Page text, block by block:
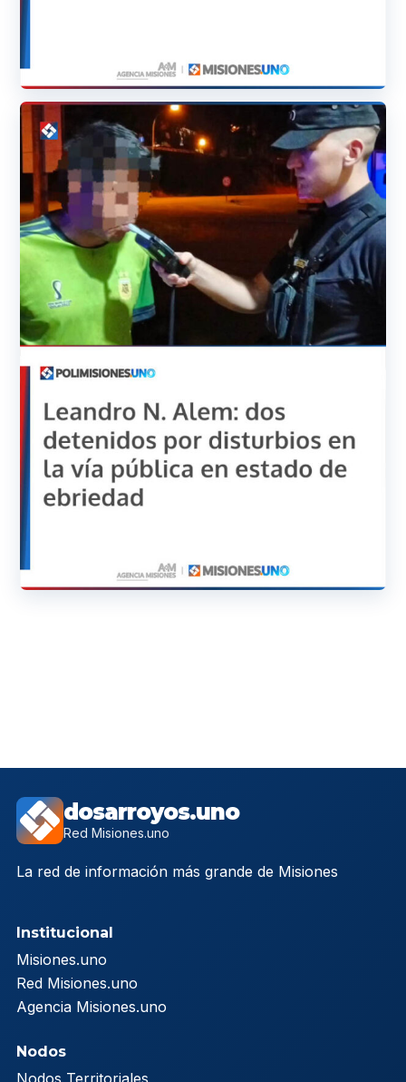
dosarroyos.uno
Red Misiones.uno
La red de información más grande de Misiones
Institucional
Misiones.uno
Red Misiones.uno
Agencia Misiones.uno
Nodos